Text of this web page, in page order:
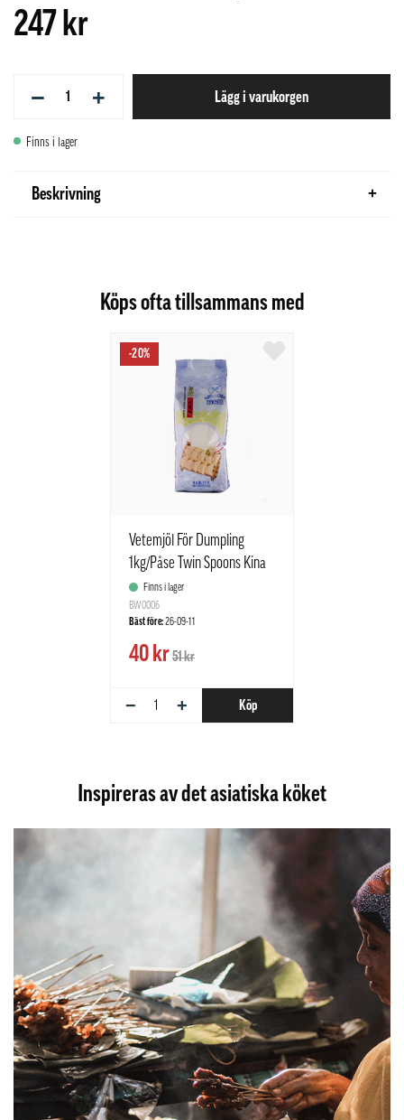
247 kr
− + Lägg i varukorgen
Finns i lager
Beskrivning
Köps ofta tillsammans med
-20%
Vetemjöl För Dumpling
1kg/Påse Twin Spoons Kina
Finns i lager
BW0006
Bäst före:26-09-11
40 kr51 kr
− + Köp
Inspireras av det asiatiska köket